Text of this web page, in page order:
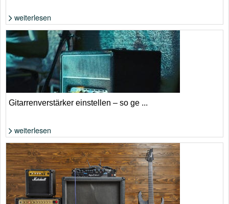
Foto: Shutterstock von Zoran Milutinovich
weiterlesen
Foto: Shutterstock von Filippo Carlot
Gitarrenverstärker einstellen – so ge ...
weiterlesen